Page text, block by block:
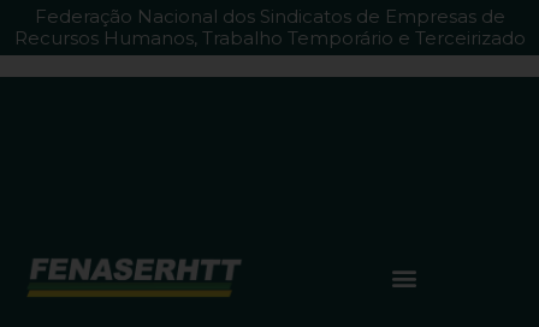
Federação Nacional dos Sindicatos de Empresas de
Recursos Humanos, Trabalho Temporário e Terceirizado